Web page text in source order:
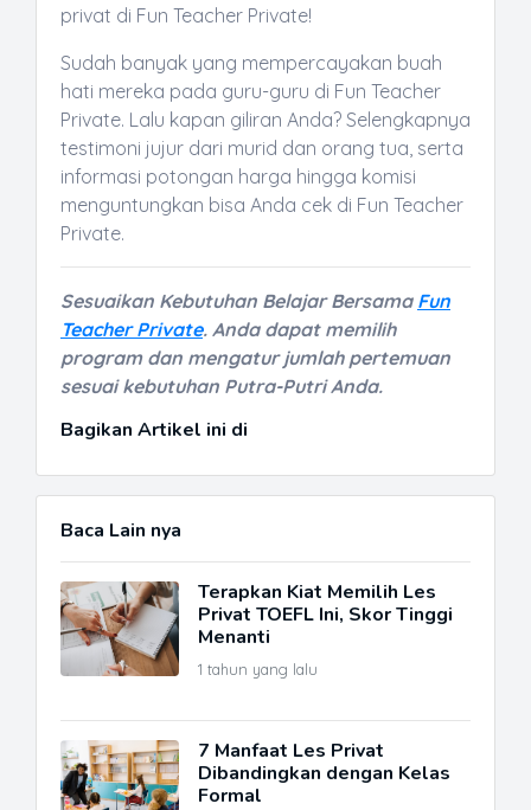
privat di Fun Teacher Private!
Sudah banyak yang mempercayakan buah
hati mereka pada guru-guru di Fun Teacher
Private. Lalu kapan giliran Anda? Selengkapnya
testimoni jujur dari murid dan orang tua, serta
informasi potongan harga hingga komisi
menguntungkan bisa Anda cek di Fun Teacher
Private.
Sesuaikan Kebutuhan Belajar Bersama Fun
Teacher Private. Anda dapat memilih
program dan mengatur jumlah pertemuan
sesuai kebutuhan Putra-Putri Anda.
Bagikan Artikel ini di
Baca Lain nya
Terapkan Kiat Memilih Les
Privat TOEFL Ini, Skor Tinggi
Menanti
1 tahun yang lalu
7 Manfaat Les Privat
Dibandingkan dengan Kelas
Formal